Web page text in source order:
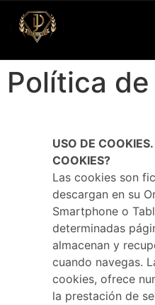
Política
USO DE
COOKIES?
Las cookies son
descargan en su
Smartphone o
determinadas
almacenan y
cuando navegas.
cookies, ofrece
la prestación de